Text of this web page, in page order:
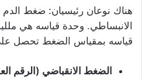
هناك نوعان رئيسيان: ضغط
قياسه بمقياس الضغط تحصل
الضغط الانقباضي (الرقم